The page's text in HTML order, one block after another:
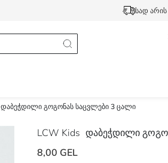
სად არის
დაბეჭდილი გოგონას საცვლები 3 ცალი
LCW Kids დაბეჭდილი
8,00 GEL